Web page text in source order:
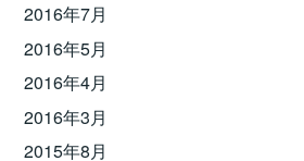
2016年7月
2016年5月
2016年4月
2016年3月
2015年8月